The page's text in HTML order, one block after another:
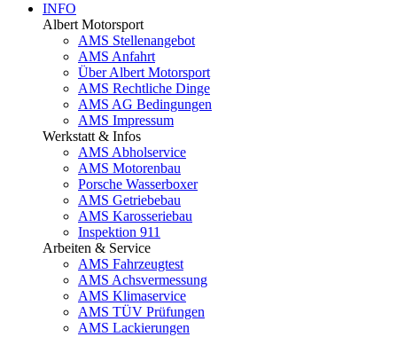
INFO
Albert Motorsport
AMS Stellenangebot
AMS Anfahrt
Über Albert Motorsport
AMS Rechtliche Dinge
AMS AG Bedingungen
AMS Impressum
Werkstatt & Infos
AMS Abholservice
AMS Motorenbau
Porsche Wasserboxer
AMS Getriebebau
AMS Karosseriebau
Inspektion 911
Arbeiten & Service
AMS Fahrzeugtest
AMS Achsvermessung
AMS Klimaservice
AMS TÜV Prüfungen
AMS Lackierungen